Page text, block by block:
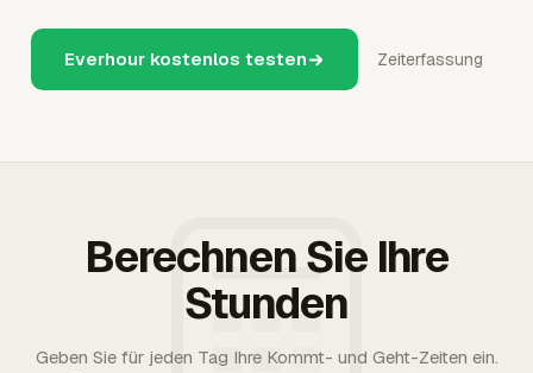
Everhour kostenlos testen Zeiterfassung
Berechnen Sie Ihre
Stunden
Geben Sie für jeden Tag Ihre Kommt- und Geht-Zeiten ein.